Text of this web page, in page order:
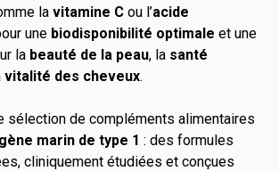
la vitamine C ou l’acide
une biodisponibilité optimale et une
la beauté de la peau, la santé
vitalité des cheveux.
sélection de compléments alimentaires
marin de type 1 : des formules
cliniquement étudiées et conçues